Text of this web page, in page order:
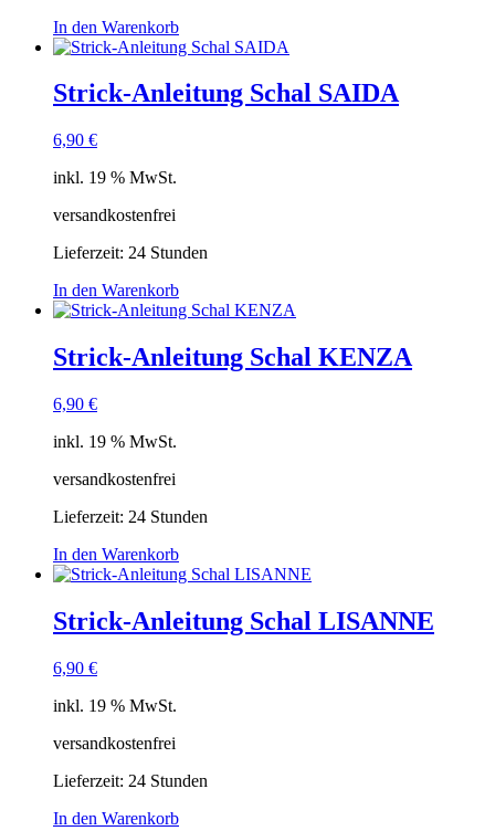
In den Warenkorb
Strick-Anleitung Schal SAIDA
6,90 €
inkl. 19 % MwSt.
versandkostenfrei
Lieferzeit: 24 Stunden
In den Warenkorb
Strick-Anleitung Schal KENZA
6,90 €
inkl. 19 % MwSt.
versandkostenfrei
Lieferzeit: 24 Stunden
In den Warenkorb
Strick-Anleitung Schal LISANNE
6,90 €
inkl. 19 % MwSt.
versandkostenfrei
Lieferzeit: 24 Stunden
In den Warenkorb